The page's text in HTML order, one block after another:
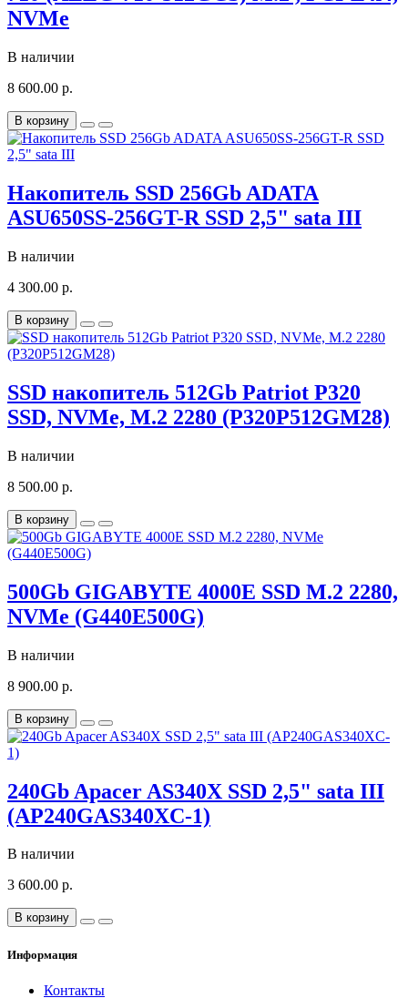
NVMe
В наличии
8 600.00 р.
В корзину
Накопитель SSD 256Gb ADATA
ASU650SS-256GT-R SSD 2,5" sata III
В наличии
4 300.00 р.
В корзину
SSD накопитель 512Gb Patriot P320
SSD, NVMe, M.2 2280 (P320P512GM28)
В наличии
8 500.00 р.
В корзину
500Gb GIGABYTE 4000E SSD M.2 2280,
NVMe (G440E500G)
В наличии
8 900.00 р.
В корзину
240Gb Apacer AS340X SSD 2,5" sata III
(AP240GAS340XC-1)
В наличии
3 600.00 р.
В корзину
Информация
Контакты